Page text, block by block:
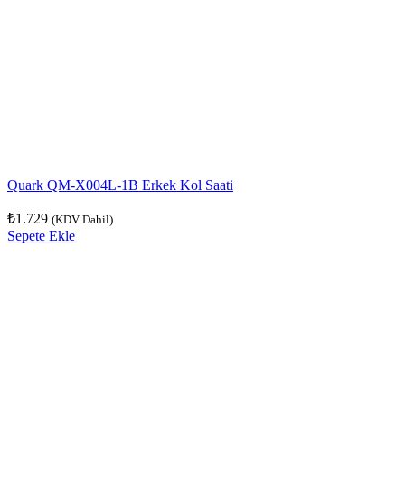
Quark QM-X004L-1B Erkek Kol Saati
₺1.729 (KDV Dahil)
Sepete Ekle